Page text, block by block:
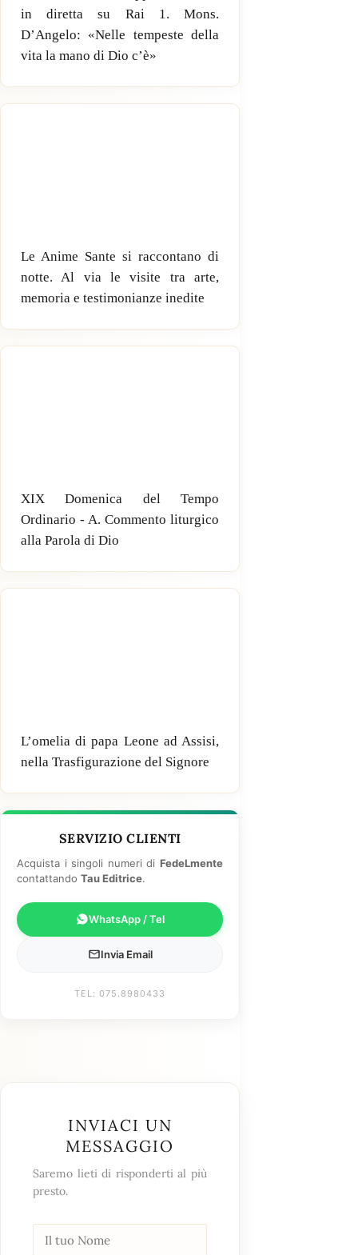
in diretta su Rai 1. Mons.
D’Angelo: «Nelle tempeste della
vita la mano di Dio c’è»
Le Anime Sante si raccontano di
notte. Al via le visite tra arte,
memoria e testimonianze inedite
XIX Domenica del Tempo
Ordinario - A. Commento liturgico
alla Parola di Dio
L’omelia di papa Leone ad Assisi,
nella Trasfigurazione del Signore
SERVIZIO CLIENTI
Acquista i singoli numeri di FedeLmente
contattando Tau Editrice.
WhatsApp / Tel
Invia Email
TEL: 075.8980433
INVIACI UN
MESSAGGIO
Saremo lieti di risponderti al più
presto.